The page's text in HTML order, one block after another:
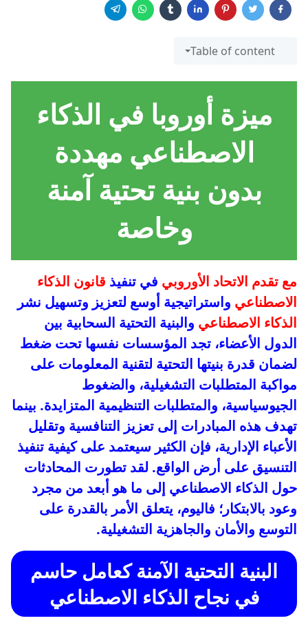
Table of content
ميزة أوروبا في الذكاء
الاصطناعي مهددة
بدون بنية تحتية آمنة
وخاصة
مع تقدم الاتحاد الأوروبي في تنفيذ قانون الذكاء
الاصطناعي واستراتيجية أوسع لتعزيز وتسهيل نشر
الذكاء الاصطناعي والبنية التحتية السحابية بين
الدول الأعضاء، تجد المؤسسات نفسها تحت ضغط
لضمان قدرة بنيتها التحتية لتقنية المعلومات على
مواكبة المتطلبات التشغيلية، والضغوط
الجيوسياسية، والمتطلبات التنظيمية المتزايدة. بينما
تهدف هذه المبادرات إلى تعزيز التنافسية وتقليل
الأعباء الإدارية، فإن الكثير سيعتمد على كيفية تنفيذ
التنسيق على أرض الواقع. لقد تطورت المحادثات
حول الذكاء الاصطناعي إلى ما هو أبعد من مجرد
وعود بالابتكار؛ فاليوم، يتعلق الأمر بالقدرة على
التوسع والأمان والجاهزية التشغيلية.
البنية التحتية الآمنة كعامل حاسم
في نجاح الذكاء الاصطناعي